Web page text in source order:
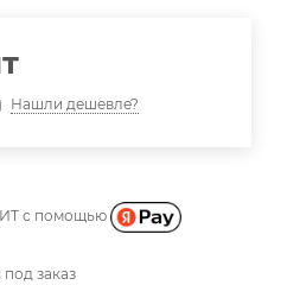
Нашли дешевле?
с помощью
заказ